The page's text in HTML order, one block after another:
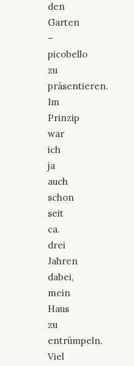
den
Garten
–
picobello
zu
präsentieren.
Im
Prinzip
war
ich
ja
auch
schon
seit
ca.
drei
Jahren
dabei,
mein
Haus
zu
entrümpeln.
Viel